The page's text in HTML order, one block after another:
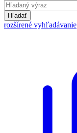
Hľadať
rozšírené vyhľadávanie